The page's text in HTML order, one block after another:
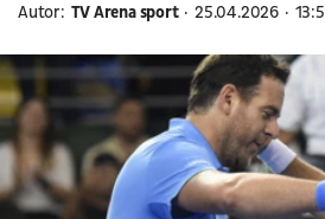
Autor: TV Arena sport 25.04.2026